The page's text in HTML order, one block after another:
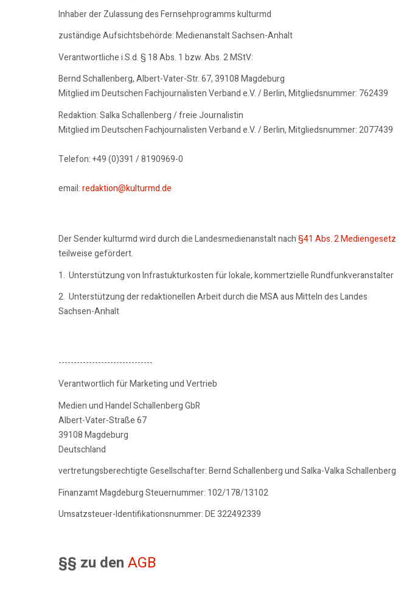
Inhaber der Zulassung des Fernsehprogramms kulturmd
zuständige Aufsichtsbehörde: Medienanstalt Sachsen-Anhalt
Verantwortliche i.S.d. § 18 Abs. 1 bzw. Abs. 2 MStV:
Bernd Schallenberg, Albert-Vater-Str. 67, 39108 Magdeburg
Mitglied im Deutschen Fachjournalisten Verband e.V. / Berlin, Mitgliedsnummer: 762439
Redaktion: Salka Schallenberg / freie Journalistin
Mitglied im Deutschen Fachjournalisten Verband e.V. / Berlin, Mitgliedsnummer: 2077439
Telefon: +49 (0)391 / 8190969-0
email:redaktion@kulturmd.de
Der Sender kulturmd wird durch die Landesmedienanstalt nach§41 Abs. 2 Mediengesetz
teilweise gefördert.
1. Unterstützung von Infrastukturkosten für lokale, kommertzielle Rundfunkveranstalter
2. Unterstützung der redaktionellen Arbeit durch die MSA aus Mitteln des Landes
Sachsen-Anhalt
-------------------------------
Verantwortlich für Marketing und Vertrieb
Medien und Handel Schallenberg GbR
Albert-Vater-Straße 67
39108 Magdeburg
Deutschland
vertretungsberechtigte Gesellschafter: Bernd Schallenberg und Salka-Valka Schallenberg
Finanzamt Magdeburg Steuernummer: 102/178/13102
Umsatzsteuer-Identifikationsnummer: DE 322492339
§§ zu den AGB